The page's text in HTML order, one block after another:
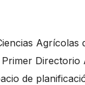
Agrícolas
Directorio
de